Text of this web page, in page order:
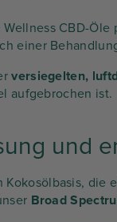
CBD-
einer
versiegelten,
aufgebrochen ist.
und
Kokosölbasis,
Broad